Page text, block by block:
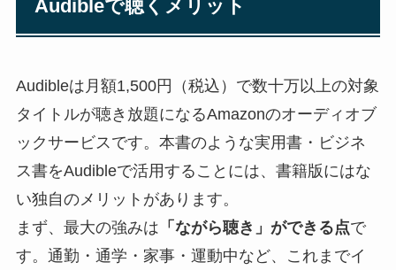
Audibleで聴くメリット
Audibleは月額1,500円（税込）で数十万以上の対象
タイトルが聴き放題になるAmazonのオーディオブ
ックサービスです。本書のような実用書・ビジネ
ス書をAudibleで活用することには、書籍版にはな
い独自のメリットがあります。
まず、最大の強みは 「ながら聴き」ができる点で
す。通勤・通学・家事・運動中など、これまでイ